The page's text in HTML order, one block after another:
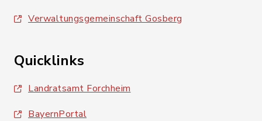
Verwaltungsgemeinschaft Gosberg
Quicklinks
Landratsamt Forchheim
BayernPortal